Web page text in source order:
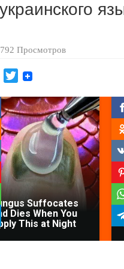
792 Просмотров
M
R
T
i
t
t
e
r
Suffocates
Dies When You
This at Night